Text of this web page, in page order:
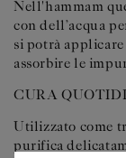
Nell'hammam
con dell’acqua
si potrà
assorbire le
CURA
Utilizzato come
purifica